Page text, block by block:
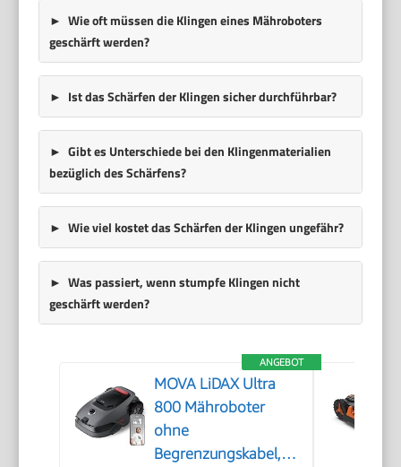
Wie oft müssen die Klingen eines Mähroboters
geschärft werden?
Ist das Schärfen der Klingen sicher durchführbar?
Gibt es Unterschiede bei den Klingenmaterialien
bezüglich des Schärfens?
Wie viel kostet das Schärfen der Klingen ungefähr?
Was passiert, wenn stumpfe Klingen nicht
geschärft werden?
ANGEBOT
MOVA LiDAX Ultra
800 Mähroboter
ohne
Begrenzungskabel,